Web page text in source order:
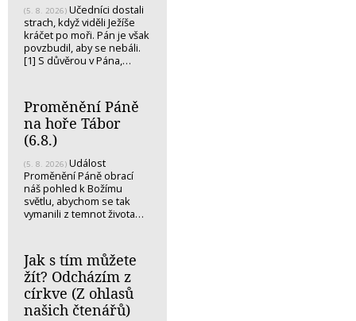
(5. 8. 2026) Učedníci dostali
strach, když viděli Ježíše
kráčet po moři. Pán je však
povzbudil, aby se nebáli.
[1] S důvěrou v Pána,…
Proměnění Páně
na hoře Tábor
(6.8.)
(5. 8. 2026) Událost
Proměnění Páně obrací
náš pohled k Božímu
světlu, abychom se tak
vymanili z temnot života…
Jak s tím můžete
žít? Odcházím z
církve (Z ohlasů
našich čtenářů)